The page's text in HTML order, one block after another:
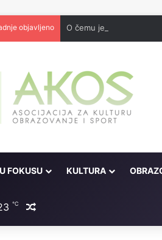
objavljeno O čemu je sve pisao
U FOKUSU KULTURA
℃ Random članak